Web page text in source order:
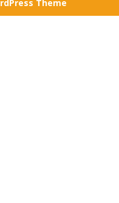
Theme